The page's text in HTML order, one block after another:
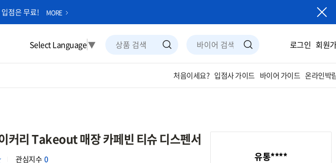
점은 무료! MORE
Select Language▼ 로그인 회원
처음이세요? 입점사 가이드 바이어 가이드 온라인박
커리 Takeout 매장 카페빈 티슈 디스펜서
관심지수 0 유통****